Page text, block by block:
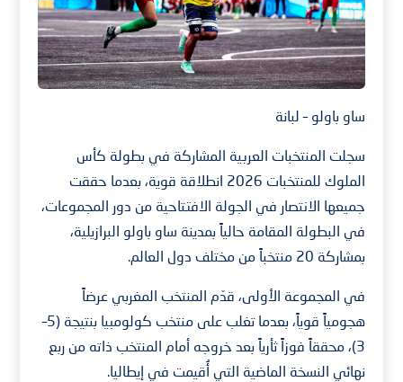
ساو باولو – لبانة
سجلت المنتخبات العربية المشاركة في بطولة كأس
الملوك للمنتخبات 2026 انطلاقة قوية، بعدما حققت
جميعها الانتصار في الجولة الافتتاحية من دور المجموعات،
في البطولة المقامة حالياً بمدينة ساو باولو البرازيلية،
بمشاركة 20 منتخباً من مختلف دول العالم.
في المجموعة الأولى، قدّم المنتخب المغربي عرضاً
هجومياً قوياً، بعدما تغلب على منتخب كولومبيا بنتيجة (5–
3)، محققاً فوزاً ثأرياً بعد خروجه أمام المنتخب ذاته من ربع
نهائي النسخة الماضية التي أُقيمت في إيطاليا.